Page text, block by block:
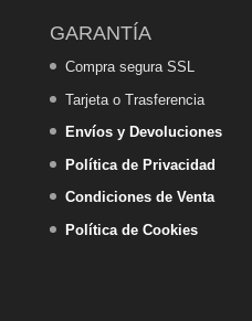
GARANTÍA
Compra segura SSL
Tarjeta o Trasferencia
Envíos y Devoluciones
Política de Privacidad
Condiciones de Venta
Política de Cookies